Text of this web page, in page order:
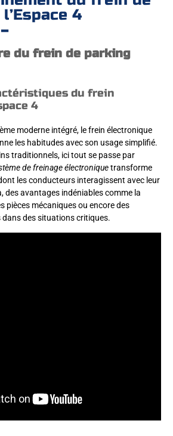
4
du frein de parking
du frein
4
moderne intégré, le frein électronique
les habitudes avec son usage simplifié.
traditionnels, ici tout se passe par
de freinage électroniquetransforme
les conducteurs interagissent avec leur
des avantages indéniables comme la
pièces mécaniques ou encore des
des situations critiques.